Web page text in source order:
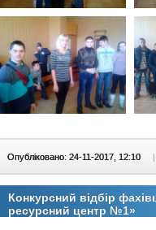
Опубліковано: 24-11-2017, 12:10
Конкурсний відбір
ресурсний центр №1»